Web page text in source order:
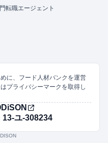
転職エージェント
に、フード人材バンクを運営
プライバシーマークを取得し
13-ユ-308234